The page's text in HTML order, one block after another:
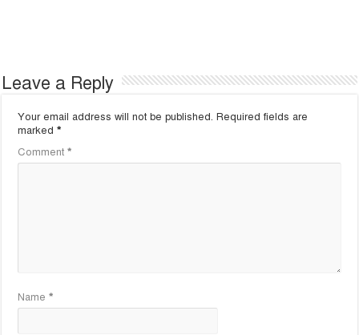
Leave a Reply
Your email address will not be published. Required fields are
marked*
Comment*
Name*